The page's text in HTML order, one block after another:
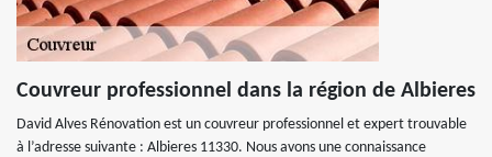
Couvreur professionnel dans la région de Albieres
David Alves Rénovation est un couvreur professionnel et expert trouvable
à l’adresse suivante : Albieres 11330. Nous avons une connaissance